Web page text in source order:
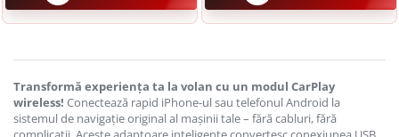
Transformă experiența ta la volan cu un modul CarPlay
wireless! Conectează rapid iPhone-ul sau telefonul Android la
sistemul de navigație original al mașinii tale – fără cabluri, fără